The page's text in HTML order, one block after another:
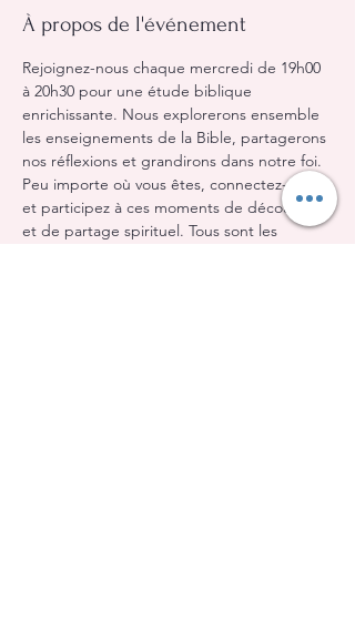
À propos de l'événement
Rejoignez-nous chaque mercredi de 19h00
à 20h30 pour une étude biblique
enrichissante. Nous explorerons ensemble
les enseignements de la Bible, partagerons
nos réflexions et grandirons dans notre foi.
Peu importe où vous êtes, connectez-vous
et participez à ces moments de découverte
et de partage spirituel. Tous sont les